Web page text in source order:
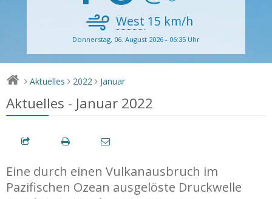
West 15 km/h
Donnerstag, 06. August 2026 - 06:35 Uhr
> Aktuelles > 2022 > Januar
Aktuelles - Januar 2022
Eine durch einen Vulkanausbruch im
Pazifischen Ozean ausgelöste Druckwelle